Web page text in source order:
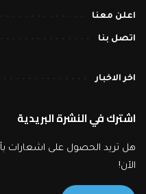
اعلن معنا
اتصل بنا
اخر الاخبار
اشترك في النشرة البريدية
هل تريد الحصول على اشعارات
الآن!